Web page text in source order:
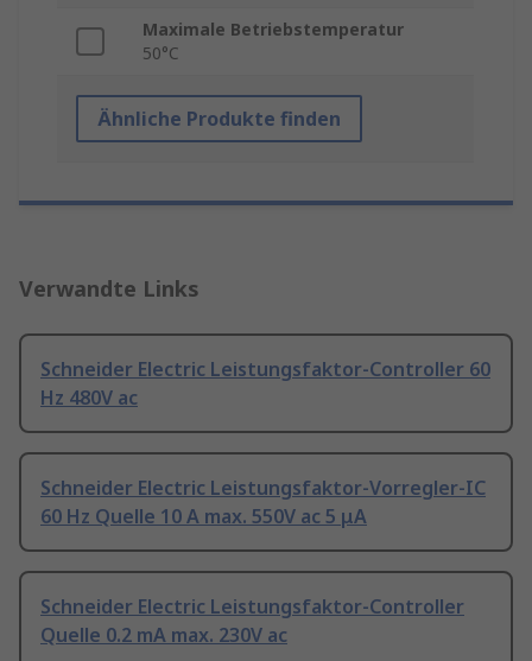
Maximale Betriebstemperatur
50°C
Ähnliche Produkte finden
Verwandte Links
Schneider Electric Leistungsfaktor-Controller 60
Hz 480V ac
Schneider Electric Leistungsfaktor-Vorregler-IC
60 Hz Quelle 10 A max. 550V ac 5 μA
Schneider Electric Leistungsfaktor-Controller
Quelle 0.2 mA max. 230V ac